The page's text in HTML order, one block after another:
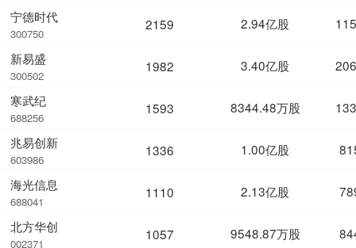
宁德时代
300750
新易盛
300502
寒武纪
688256
兆易创新
603986
海光信息
688041
北方华创
002371
2159 2.94亿股
1982 3.40亿股
1593 8344.48万股
1336 1.00亿股
1110 2.13亿股
1057 9548.87万股